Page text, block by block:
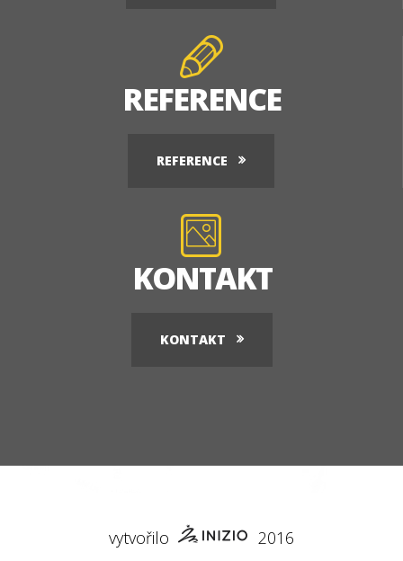
REFERENCE
REFERENCE
KONTAKT
KONTAKT
vytvořilo 2016